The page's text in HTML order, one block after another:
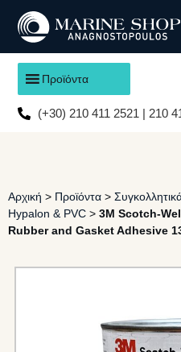
Προϊόντα
(+30) 210 411 2521 | 210
Αρχική > Προϊόντα >
Hypalon & PVC > 3M Scotch-
Rubber and Gasket Adhesive